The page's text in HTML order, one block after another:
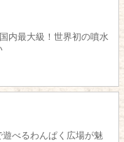
内最大級！世界初の噴水
べるわんぱく広場が魅